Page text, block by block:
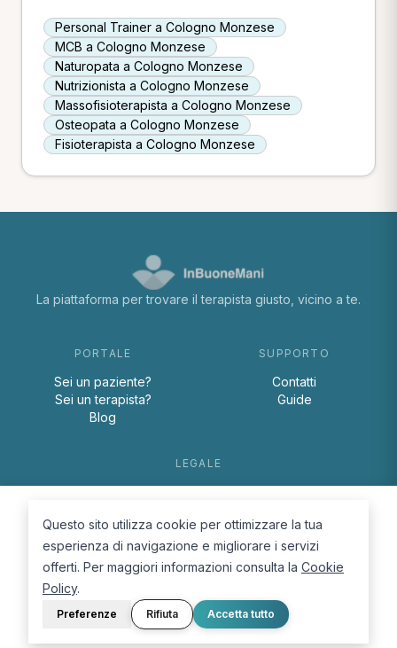
Personal Trainer a Cologno Monzese
MCB a Cologno Monzese
Naturopata a Cologno Monzese
Nutrizionista a Cologno Monzese
Massofisioterapista a Cologno Monzese
Osteopata a Cologno Monzese
Fisioterapista a Cologno Monzese
La piattaforma per trovare il terapista giusto, vicino a te.
PORTALE
Sei un paziente?
Sei un terapista?
Blog
SUPPORTO
Contatti
Guide
LEGALE
Cookie Policy
© 2026 D.Lab S.r.l. — InBuoneMani
Questo sito utilizza cookie per ottimizzare la tua
esperienza di navigazione e migliorare i servizi
offerti. Per maggiori informazioni consulta la Cookie
Policy.
Preferenze Rifiuta Accetta tutto